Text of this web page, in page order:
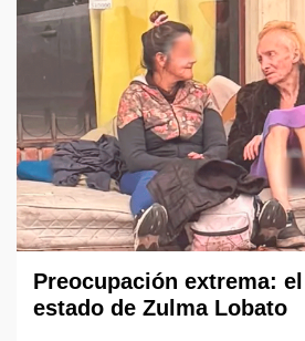
Preocupación extrema:
estado de Zulma Lobato